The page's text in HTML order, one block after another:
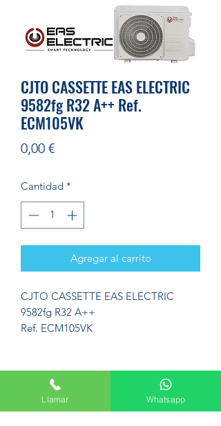
CJTO CASSETTE EAS ELECTRIC
9582fg R32 A++ Ref.
ECM105VK
0,00 €Precio
Cantidad *
Agregar al carrito
CJTO CASSETTE EAS ELECTRIC
9582fg R32 A++
Ref. ECM105VK
Formulario de suscripción
Llamar Whatsapp